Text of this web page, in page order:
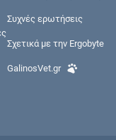
Συχνές ερωτήσεις
Σχετικά με την Ergobyte
GalinosVet.gr